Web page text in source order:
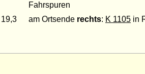
Fahrspuren
19,3
am Ortsende rechts: K 1105 in